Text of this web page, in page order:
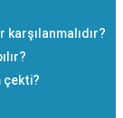
çekti?